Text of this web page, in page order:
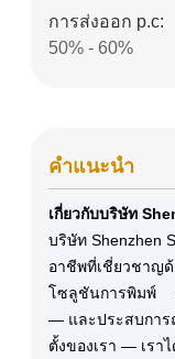
การส่งออก p.c:
50% - 60%
คําแนะนํา
เกี่ยวกับบริษัท
บริษัท Shenzhen
อาชีพที่เชี่ยวชาญ
โซลูชันการพิมพ์
— และประสบการ
ตั้งของเรา — เรา